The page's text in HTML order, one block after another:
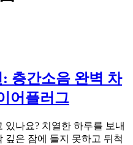
층간소음 완벽 차
어플러그
있나요? 치열한 하루를 보내
깊은 잠에 들지 못하고 뒤척